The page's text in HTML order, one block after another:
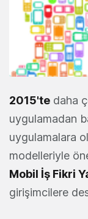
2015'te daha
uygulamadan
uygulamalara
modelleriyle
Mobil İş Fikri
girişimcilere